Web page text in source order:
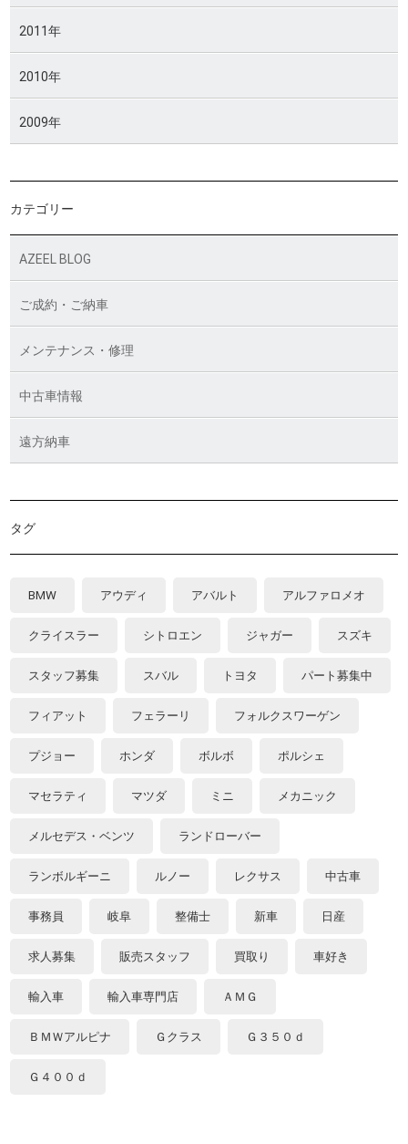
2011年
2010年
2009年
カテゴリー
AZEEL BLOG
ご成約・ご納車
メンテナンス・修理
中古車情報
遠方納車
タグ
BMW アウディ アバルト アルファロメオ
クライスラー シトロエン ジャガー スズキ
スタッフ募集 スバル トヨタ パート募集中
フィアット フェラーリ フォルクスワーゲン
プジョー ホンダ ボルボ ポルシェ
マセラティ マツダ ミニ メカニック
メルセデス・ベンツ ランドローバー
ランボルギーニ ルノー レクサス 中古車
事務員 岐阜 整備士 新車 日産
求人募集 販売スタッフ 買取り 車好き
輸入車 輸入車専門店 ＡＭＧ
ＢＭＷアルピナ Ｇクラス Ｇ３５０ｄ
Ｇ４００ｄ